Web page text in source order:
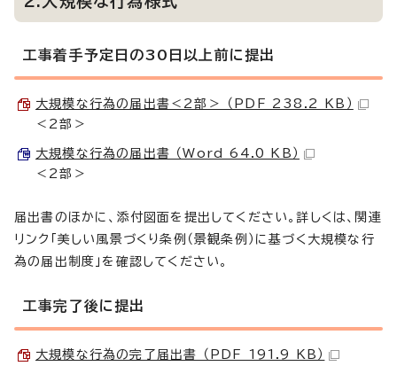
工事着手予定日の30日以上前に提出
大規模な行為の届出書＜2部＞ （PDF 238.2 KB）
＜2部＞
大規模な行為の届出書 （Word 64.0 KB）
＜2部＞
届出書のほかに、添付図面を提出してください。詳しくは、関連
リンク「美しい風景づくり条例（景観条例）に基づく大規模な行
為の届出制度」を確認してください。
工事完了後に提出
大規模な行為の完了届出書 （PDF 191.9 KB）